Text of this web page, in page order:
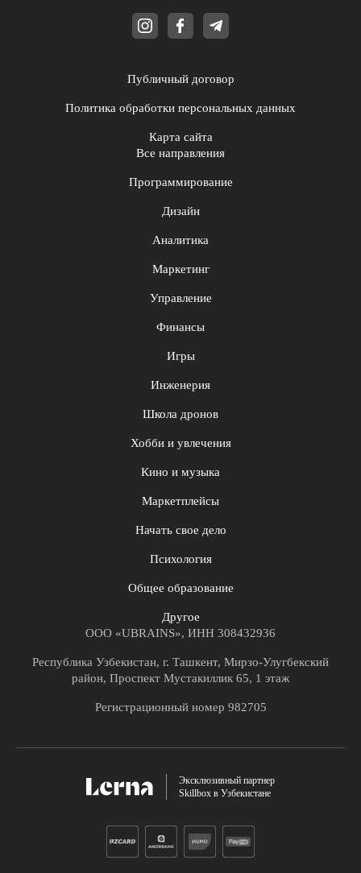
Публичный договор
Политика обработки персональных данных
Карта сайта
Все направления
Программирование
Дизайн
Аналитика
Маркетинг
Управление
Финансы
Игры
Инженерия
Школа дронов
Хобби и увлечения
Кино и музыка
Маркетплейсы
Начать свое дело
Психология
Общее образование
Другое
ООО «UBRAINS», ИНН 308432936
Республика Узбекистан, г. Ташкент, Мирзо-Улугбекский
район, Проспект Мустакиллик 65, 1 этаж
Регистрационный номер 982705
Эксклюзивный партнер
Skillbox в Узбекистане